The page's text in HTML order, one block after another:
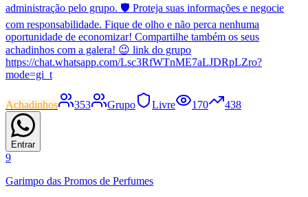
administração pelo grupo. 🛡️ Proteja suas informações e negocie
com responsabilidade. Fique de olho e não perca nenhuma
oportunidade de economizar! Compartilhe também os seus
achadinhos com a galera! 😉 link do grupo
https://chat.whatsapp.com/Lsc3RfWTnME7aLJDRpLZro?
mode=gi_t
Achadinhos 353 Grupo Livre 170 438
Entrar
9
Garimpo das Promos de Perfumes